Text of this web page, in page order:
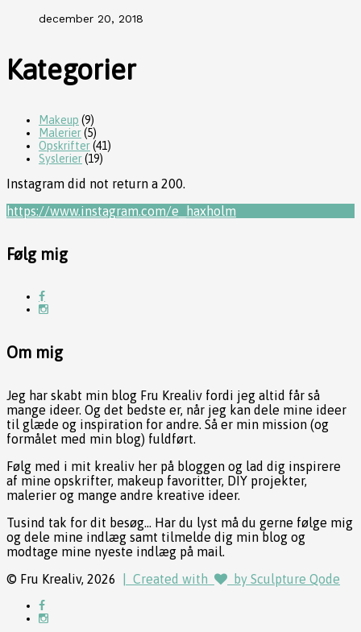
december 20, 2018
Kategorier
Makeup (9)
Malerier(5)
Opskrifter(41)
Syslerier(19)
Instagram did not return a 200.
https://www.instagram.com/e_haxholm
Følg mig
Om mig
Jeg har skabt min blog Fru Krealiv fordi jeg altid får så
mange ideer. Og det bedste er, når jeg kan dele mine ideer
til glæde og inspiration for andre. Så er min mission (og
formålet med min blog) fuldført.
Følg med i mit krealiv her på bloggen og lad dig inspirere
af mine opskrifter, makeup favoritter, DIY projekter,
malerier og mange andre kreative ideer.
Tusind tak for dit besøg... Har du lyst må du gerne følge mig
og dele mine indlæg samt tilmelde dig min blog og
modtage mine nyeste indlæg på mail.
© Fru Krealiv, 2026
| Created with by Sculpture Qode